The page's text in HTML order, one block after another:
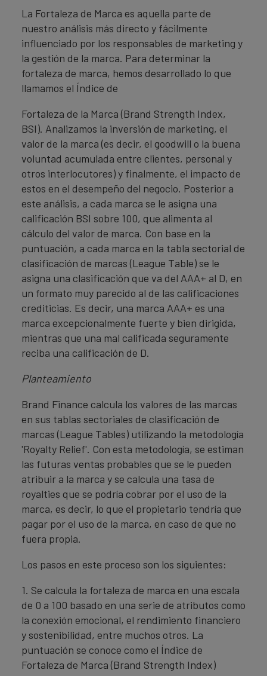
La Fortaleza de Marca es aquella parte de
nuestro análisis más directo y fácilmente
influenciado por los responsables de marketing y
la gestión de la marca. Para determinar la
fortaleza de marca, hemos desarrollado lo que
llamamos el Índice de
Fortaleza de la Marca (Brand Strength Index,
BSI). Analizamos la inversión de marketing, el
valor de la marca (es decir, el goodwill o la buena
voluntad acumulada entre clientes, personal y
otros interlocutores) y finalmente, el impacto de
estos en el desempeño del negocio. Posterior a
este análisis, a cada marca se le asigna una
calificación BSI sobre 100, que alimenta al
cálculo del valor de marca. Con base en la
puntuación, a cada marca en la tabla sectorial de
clasificación de marcas (League Table) se le
asigna una clasificación que va del AAA+ al D, en
un formato muy parecido al de las calificaciones
crediticias. Es decir, una marca AAA+ es una
marca excepcionalmente fuerte y bien dirigida,
mientras que una mal calificada seguramente
reciba una calificación de D.
Planteamiento
Brand Finance calcula los valores de las marcas
en sus tablas sectoriales de clasificación de
marcas (League Tables) utilizando la metodología
'Royalty Relief'. Con esta metodología, se estiman
las futuras ventas probables que se le pueden
atribuir a la marca y se calcula una tasa de
royalties que se podría cobrar por el uso de la
marca, es decir, lo que el propietario tendría que
pagar por el uso de la marca, en caso de que no
fuera propia.
Los pasos en este proceso son los siguientes:
1. Se calcula la fortaleza de marca en una escala
de 0 a 100 basado en una serie de atributos como
la conexión emocional, el rendimiento financiero
y sostenibilidad, entre muchos otros. La
puntuación se conoce como el Índice de
Fortaleza de Marca (Brand Strength Index)